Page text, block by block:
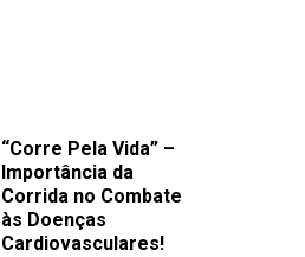
“Corre Pela Vida” –
Importância da
Corrida no Combate
às Doenças
Cardiovasculares!